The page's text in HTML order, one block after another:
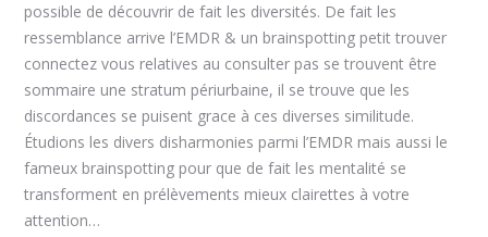
possible de découvrir de fait les diversités. De fait les
ressemblance arrive l’EMDR & un brainspotting petit trouver
connectez vous relatives au consulter pas se trouvent être
sommaire une stratum périurbaine, il se trouve que les
discordances se puisent grace à ces diverses similitude.
Étudions les divers disharmonies parmi l’EMDR mais aussi le
fameux brainspotting pour que de fait les mentalité se
transforment en prélèvements mieux clairettes à votre
attention…